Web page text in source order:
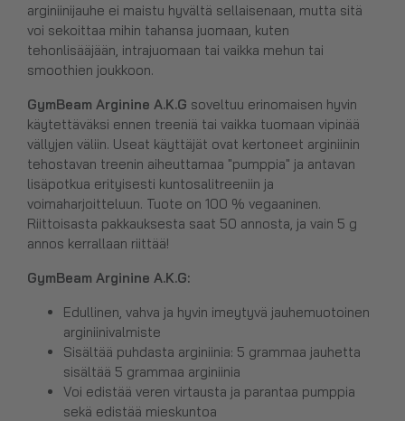
arginiinijauhe ei maistu hyvältä sellaisenaan, mutta sitä
voi sekoittaa mihin tahansa juomaan, kuten
tehonlisääjään, intrajuomaan tai vaikka mehun tai
smoothien joukkoon.
GymBeam Arginine A.K.G soveltuu erinomaisen hyvin
käytettäväksi ennen treeniä tai vaikka tuomaan vipinää
vällyjen väliin. Useat käyttäjät ovat kertoneet arginiinin
tehostavan treenin aiheuttamaa "pumppia" ja antavan
lisäpotkua erityisesti kuntosalitreeniin ja
voimaharjoitteluun. Tuote on 100 % vegaaninen.
Riittoisasta pakkauksesta saat 50 annosta, ja vain 5 g
annos kerrallaan riittää!
GymBeam Arginine A.K.G:
Edullinen, vahva ja hyvin imeytyvä jauhemuotoinen
arginiinivalmiste
Sisältää puhdasta arginiinia: 5 grammaa jauhetta
sisältää 5 grammaa arginiinia
Voi edistää veren virtausta ja parantaa pumppia
sekä edistää mieskuntoa